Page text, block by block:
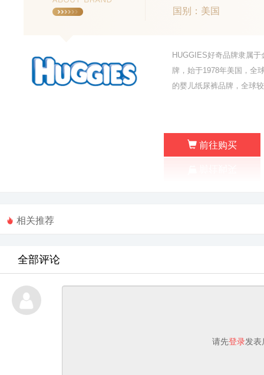
国别：美国
HUGGIES好奇品牌隶属
牌，始于1978年美国，全
的婴儿纸尿裤品牌，全球
前往购买
相关推荐
全部评论
请先登录发表